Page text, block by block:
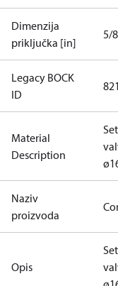
Dimenzija
priključka [in]
5/
Legacy BOCK
ID
Material
Description
Naziv
proizvoda
Opis